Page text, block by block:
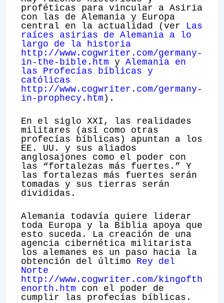
proféticas para vincular a Asiria
con las de Alemania y Europa
central en la actualidad (ver Las
raíces asirias de Alemania a lo
largo de la historia
http://www.cogwriter.com/germany-
in-the-bible.htm y Alemania en
las Profecías bíblicas y
católicas
http://www.cogwriter.com/germany-
in-prophecy.htm ).
En el siglo XXI, las realidades
militares (así como otras
profecías bíblicas) apuntan a los
EE. UU. y sus aliados
anglosajones como el poder con
las “fortalezas más fuertes.” Y
las fortalezas más fuertes serán
tomadas y sus tierras serán
divididas.
Alemania todavía quiere liderar
toda Europa y la Biblia apoya que
esto suceda. La creación de una
agencia cibernética militarista
los alemanes es un paso hacia la
obtención del último Rey del
Norte
http://www.cogwriter.com/kingofth
enorth.htm
con el poder de
cumplir las profecías bíblicas.